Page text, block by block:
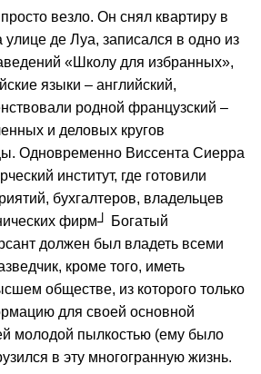
везло. Он снял квартиру в
де Луа, записался в одно из
«Школу для избранных»,
языки – английский,
родной французский –
и деловых кругов
Одновременно Виссента Сиерра
институт, где готовили
бухгалтеров, владельцев
фирм┘ Богатый
должен был владеть всеми
кроме того, иметь
обществе, из которого только
для своей основной
молодой пылкостью (ему было
в эту многогранную жизнь.